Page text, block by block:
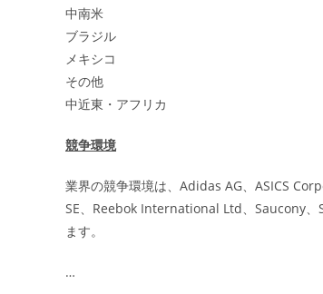
中南米
ブラジル
メキシコ
その他
中近東・アフリカ
競争環境
業界の競争環境は、Adidas AG、ASICS
SE、Reebok International Ltd、Saucony、
ます。
…